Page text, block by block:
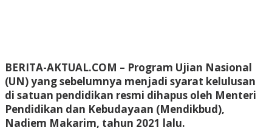
BERITA-AKTUAL.COM – Program Ujian Nasional
(UN) yang sebelumnya menjadi syarat kelulusan
di satuan pendidikan resmi dihapus oleh Menteri
Pendidikan dan Kebudayaan (Mendikbud),
Nadiem Makarim, tahun 2021 lalu.